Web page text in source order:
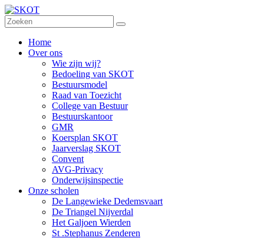
Home
Over ons
Wie zijn wij?
Bedoeling van SKOT
Bestuursmodel
Raad van Toezicht
College van Bestuur
Bestuurskantoor
GMR
Koersplan SKOT
Jaarverslag SKOT
Convent
AVG-Privacy
Onderwijsinspectie
Onze scholen
De Langewieke Dedemsvaart
De Triangel Nijverdal
Het Galjoen Wierden
St .Stephanus Zenderen